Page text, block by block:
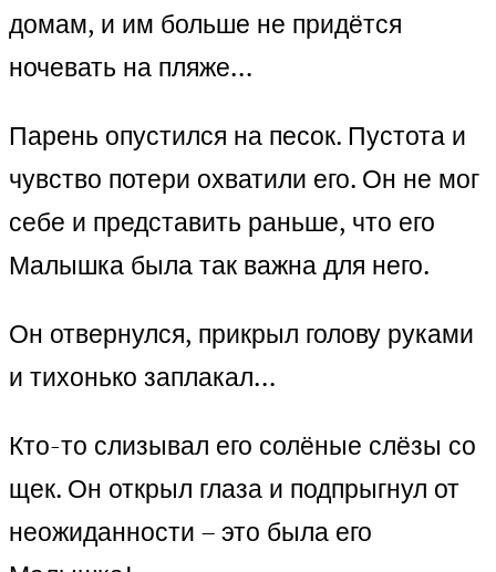
домам, и им больше не придётся
ночевать на пляже…
Парень опустился на песок. Пустота и
чувство потери охватили его. Он не мог
себе и представить раньше, что его
Малышка была так важна для него.
Он отвернулся, прикрыл голову руками
и тихонько заплакал…
Кто-то слизывал его солёные слёзы со
щек. Он открыл глаза и подпрыгнул от
неожиданности – это была его